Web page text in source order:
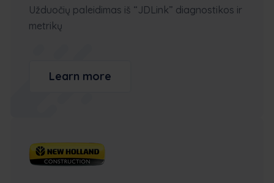
Užduočių paleidimas iš “JDLink” diagnostikos ir
metrikų
Learn more